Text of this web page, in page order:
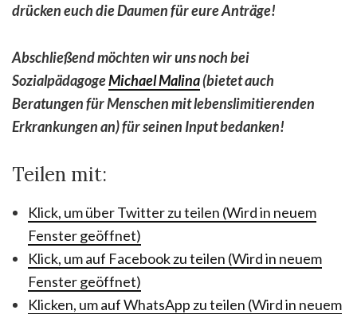
drücken euch die Daumen für eure Anträge!
Abschließend möchten wir uns noch bei
SozialpädagogeMichael Malina(bietet auch
Beratungen für Menschen mit lebenslimitierenden
Erkrankungen an) für seinen Input bedanken!
Teilen mit:
Klick, um über Twitter zu teilen (Wird in neuem
Fenster geöffnet)
Klick, um auf Facebook zu teilen (Wird in neuem
Fenster geöffnet)
Klicken, um auf WhatsApp zu teilen (Wird in neuem